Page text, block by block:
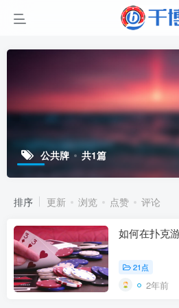
公共牌 共1篇
排序 更新 浏览 点赞 评论
如何在扑克
21点
2年前